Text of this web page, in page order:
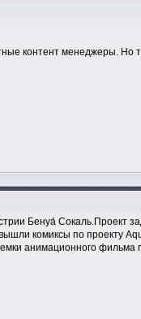
контент менеджеры. Но
Бенуа́ Сокаль.Проект
комиксы по проекту
анимационного фильма